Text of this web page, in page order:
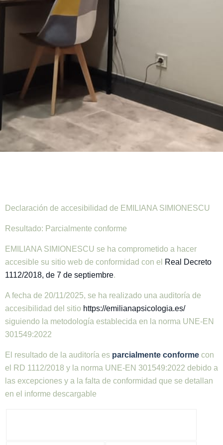
Declaración de accesibilidad de EMILIANA SIMIONESCU
Resultado: Parcialmente conforme
EMILIANA SIMIONESCU se ha comprometido a hacer
accesible su sitio web de conformidad con el
Real Decreto
1112/2018, de 7 de septiembre.
A fecha de 20/11/2025, se ha realizado una auditoría de
accesibilidad del sitio https://emilianapsicologia.es/
siguiendo la metodología establecida en la norma UNE-EN
301549:2022
El resultado de la auditoría es parcialmente conforme con
el RD 1112/2018 y la norma UNE-EN 301549:2022 debido a
las excepciones y a la falta de conformidad que se detallan
en el informe descargable